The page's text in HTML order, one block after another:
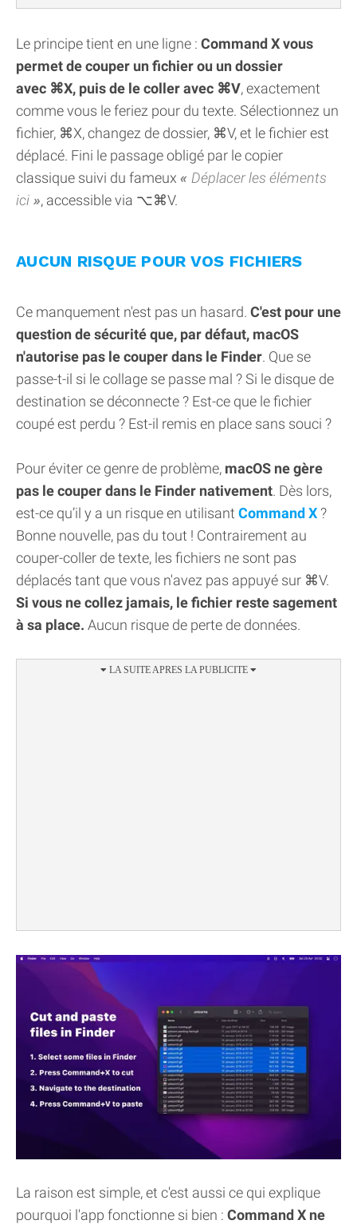
Le principe tient en une ligne : Command X vous
permet de couper un fichier ou un dossier
avec ⌘X, puis de le coller avec ⌘V, exactement
comme vous le feriez pour du texte. Sélectionnez un
fichier, ⌘X, changez de dossier, ⌘V, et le fichier est
déplacé. Fini le passage obligé par le copier
classique suivi du fameux
Déplacer les éléments
ici
, accessible via ⌥⌘V.
AUCUN RISQUE POUR VOS FICHIERS
Ce manquement n'est pas un hasard. C'est pour une
question de sécurité que, par défaut, macOS
n'autorise pas le couper dans le Finder. Que se
passe-t-il si le collage se passe mal ? Si le disque de
destination se déconnecte ? Est-ce que le fichier
coupé est perdu ? Est-il remis en place sans souci ?
Pour éviter ce genre de problème, macOS ne gère
pas le couper dans le Finder nativement. Dès lors,
est-ce qu’il y a un risque en utilisant Command X?
Bonne nouvelle, pas du tout ! Contrairement au
couper-coller de texte, les fichiers ne sont pas
déplacés tant que vous n'avez pas appuyé sur ⌘V.
Si vous ne collez jamais, le fichier reste sagement
à sa place. Aucun risque de perte de données.
La raison est simple, et c'est aussi ce qui explique
pourquoi l'app fonctionne si bien : Command X ne